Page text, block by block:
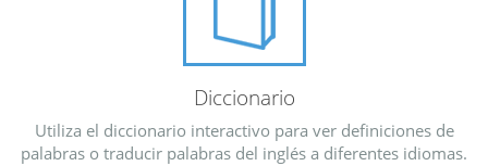
Diccionario
Utiliza el diccionario interactivo para ver definiciones de
palabras o traducir palabras del inglés a diferentes idiomas.